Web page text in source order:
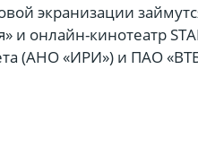
экранизации
и онлайн-кинотеатр
(АНО «ИРИ») и ПАО